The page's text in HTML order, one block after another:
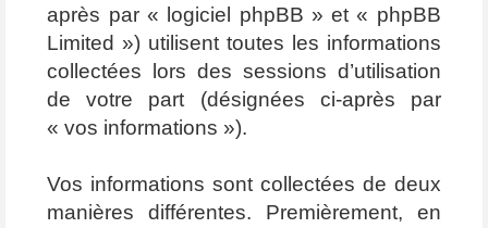
après par « logiciel phpBB » et « phpBB
Limited ») utilisent toutes les informations
collectées lors des sessions d’utilisation
de votre part (désignées ci-après par
« vos informations »).
Vos informations sont collectées de deux
manières différentes. Premièrement, en